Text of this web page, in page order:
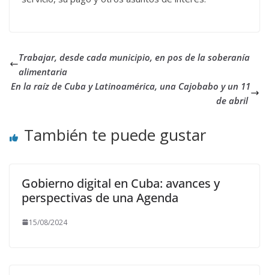
Trabajar, desde cada municipio, en pos de la soberanía
alimentaria
En la raíz de Cuba y Latinoamérica, una Cajobabo y un 11
de abril
También te puede gustar
Gobierno digital en Cuba: avances y
perspectivas de una Agenda
15/08/2024